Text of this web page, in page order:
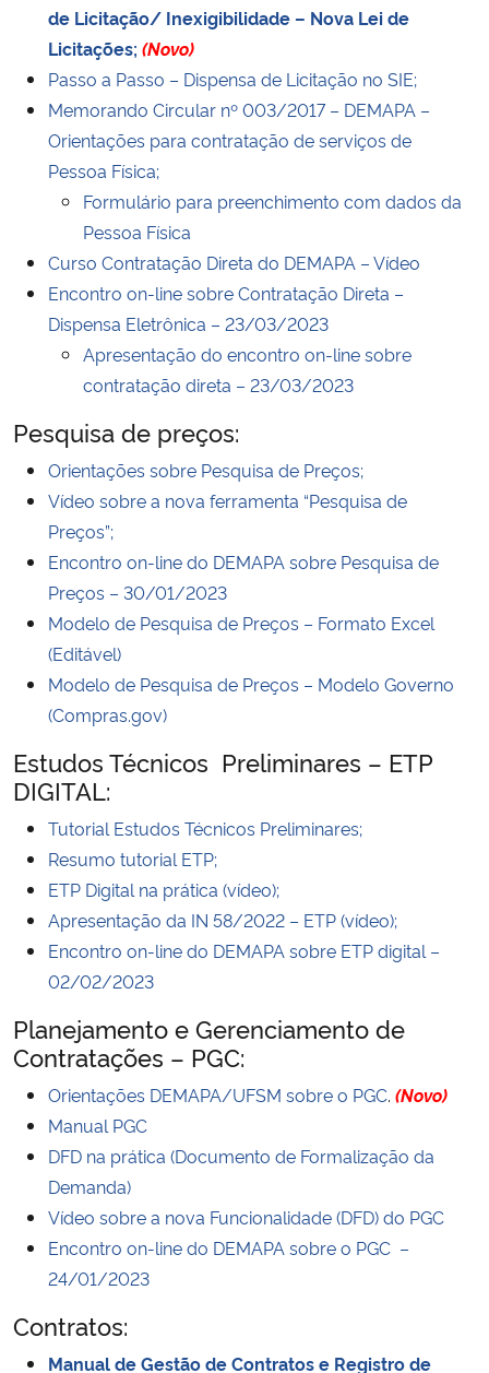
de Licitação/ Inexigibilidade – Nova Lei de
Licitações; (Novo)
Passo a Passo – Dispensa de Licitação no SIE;
Memorando Circular nº 003/2017 – DEMAPA –
Orientações para contratação de serviços de
Pessoa Física;
Formulário para preenchimento com dados da
Pessoa Física
Curso Contratação Direta do DEMAPA – Vídeo
Encontro on-line sobre Contratação Direta –
Dispensa Eletrônica – 23/03/2023
Apresentação do encontro on-line sobre
contratação direta – 23/03/2023
Pesquisa de preços:
Orientações sobre Pesquisa de Preços;
Vídeo sobre a nova ferramenta “Pesquisa de
Preços”;
Encontro on-line do DEMAPA sobre Pesquisa de
Preços – 30/01/2023
Modelo de Pesquisa de Preços – Formato Excel
(Editável)
Modelo de Pesquisa de Preços – Modelo Governo
(Compras.gov)
Estudos Técnicos Preliminares – ETP
DIGITAL:
Tutorial Estudos Técnicos Preliminares;
Resumo tutorial ETP;
ETP Digital na prática (vídeo);
Apresentação da IN 58/2022 – ETP (vídeo);
Encontro on-line do DEMAPA sobre ETP digital –
02/02/2023
Planejamento e Gerenciamento de
Contratações – PGC:
Orientações DEMAPA/UFSM sobre o PGC. (Novo)
Manual PGC
DFD na prática (Documento de Formalização da
Demanda)
Vídeo sobre a nova Funcionalidade (DFD) do PGC
Encontro on-line do DEMAPA sobre o PGC –
24/01/2023
Contratos:
Manual de Gestão de Contratos e Registro de